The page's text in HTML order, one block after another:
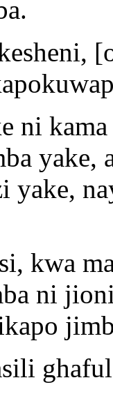
ni
yake,
yake,
kwa
ni